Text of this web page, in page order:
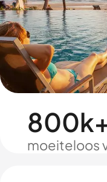
moeiteloos